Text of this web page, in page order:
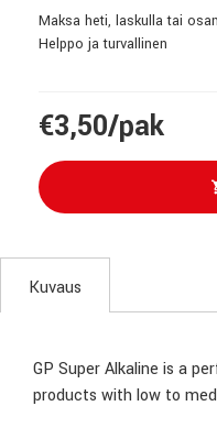
Maksa heti, laskulla tai
Helppo ja turvallinen
€3,50/pak
Kuvaus
GP Super Alkaline is a
products with low to